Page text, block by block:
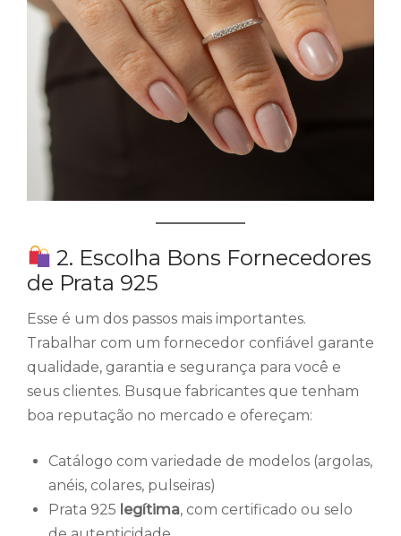
2. Escolha Bons Fornecedores
de Prata 925
Esse é um dos passos mais importantes.
Trabalhar com um fornecedor confiável garante
qualidade, garantia e segurança para você e
seus clientes. Busque fabricantes que tenham
boa reputação no mercado e ofereçam:
Catálogo com variedade de modelos (argolas,
anéis, colares, pulseiras)
Prata 925 legítima, com certificado ou selo